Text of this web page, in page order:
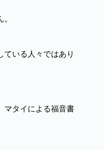
いる人々ではあり
タイによる福音書